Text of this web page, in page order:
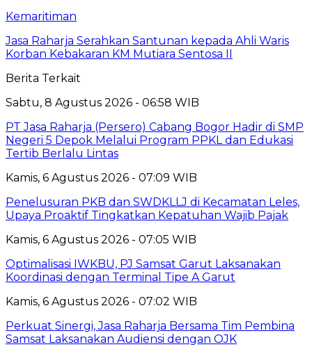
Kemaritiman
Jasa Raharja Serahkan Santunan kepada Ahli Waris
Korban Kebakaran KM Mutiara Sentosa II
Berita Terkait
Sabtu, 8 Agustus 2026 - 06:58 WIB
PT Jasa Raharja (Persero) Cabang Bogor Hadir di SMP
Negeri 5 Depok Melalui Program PPKL dan Edukasi
Tertib Berlalu Lintas
Kamis, 6 Agustus 2026 - 07:09 WIB
Penelusuran PKB dan SWDKLLJ di Kecamatan Leles,
Upaya Proaktif Tingkatkan Kepatuhan Wajib Pajak
Kamis, 6 Agustus 2026 - 07:05 WIB
Optimalisasi IWKBU, PJ Samsat Garut Laksanakan
Koordinasi dengan Terminal Tipe A Garut
Kamis, 6 Agustus 2026 - 07:02 WIB
Perkuat Sinergi, Jasa Raharja Bersama Tim Pembina
Samsat Laksanakan Audiensi dengan OJK